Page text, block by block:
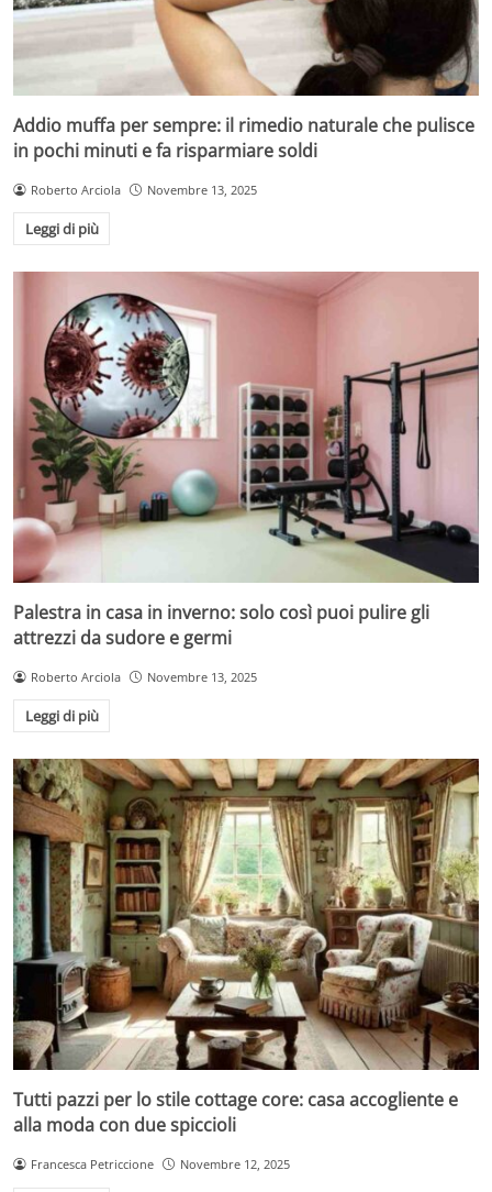
Addio muffa per sempre: il rimedio naturale che pulisce
in pochi minuti e fa risparmiare soldi
Roberto Arciola Novembre 13, 2025
Leggi di più
Palestra in casa in inverno: solo così puoi pulire gli
attrezzi da sudore e germi
Roberto Arciola Novembre 13, 2025
Leggi di più
Tutti pazzi per lo stile cottage core: casa accogliente e
alla moda con due spiccioli
Francesca Petriccione Novembre 12, 2025